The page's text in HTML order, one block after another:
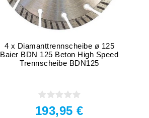
4 x Diamanttrennscheibe ø 125
Baier BDN 125 Beton High Speed
Trennscheibe BDN125
193,95 €